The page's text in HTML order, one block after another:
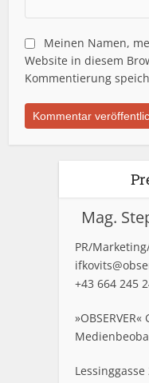
Meinen Namen,
Website in diesem
Kommentierung
Mag.
PR/
+43 664 245
»OBSERVER«
Lessinggasse